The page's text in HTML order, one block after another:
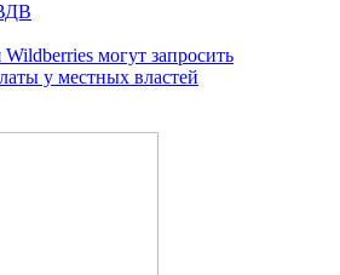
могут запросить
у местных властей